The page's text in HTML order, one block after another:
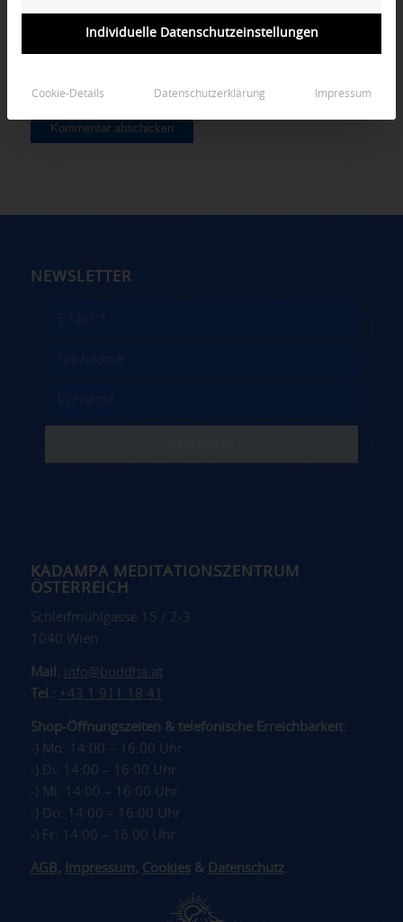
NEWSLETTER
KADAMPA MEDITATIONSZENTRUM
ÖSTERREICH
Schleifmühlgasse 15 / 2-3
1040 Wien
Mail: info@buddha.at
Tel.: +43 1 911 18 41
Shop-Öffnungszeiten & telefonische Erreichbarkeit:
-) Mo: 14:00 – 16:00 Uhr
-) Di: 14:00 – 16:00 Uhr
-) Mi: 14:00 – 16:00 Uhr
-) Do: 14:00 – 16:00 Uhr
-) Fr: 14:00 – 16:00 Uhr
AGB , Impressum, Cookies& Datenschutz
Individuelle Datenschutzeinstellungen
Cookie-Details Datenschutzerklärung Impressum